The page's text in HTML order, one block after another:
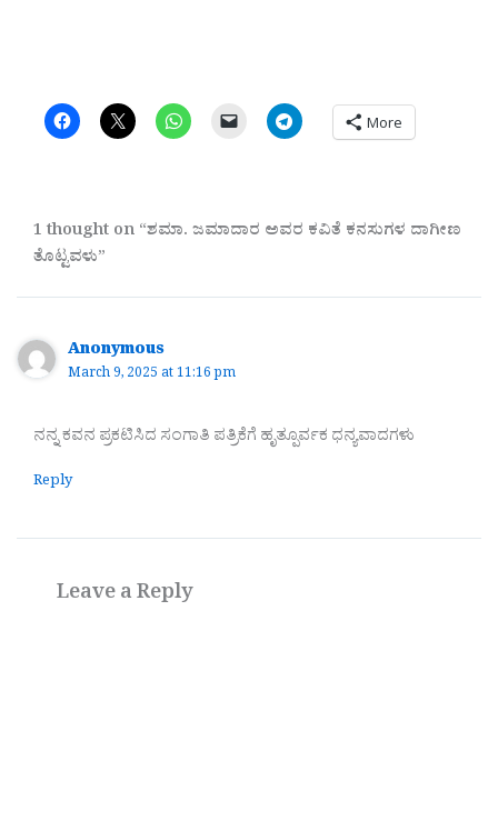
More
1 thought on “ಶಮಾ. ಜಮಾದಾರ ಅವರ ಕವಿತೆ ಕನಸುಗಳ ದಾಗೀಣ
ತೊಟ್ಟವಳು”
Anonymous
March 9, 2025 at 11:16 pm
ನನ್ನ ಕವನ ಪ್ರಕಟಿಸಿದ ಸಂಗಾತಿ ಪತ್ರಿಕೆಗೆ ಹೃತ್ಪೂರ್ವಕ ಧನ್ಯವಾದಗಳು
Reply
Leave a Reply